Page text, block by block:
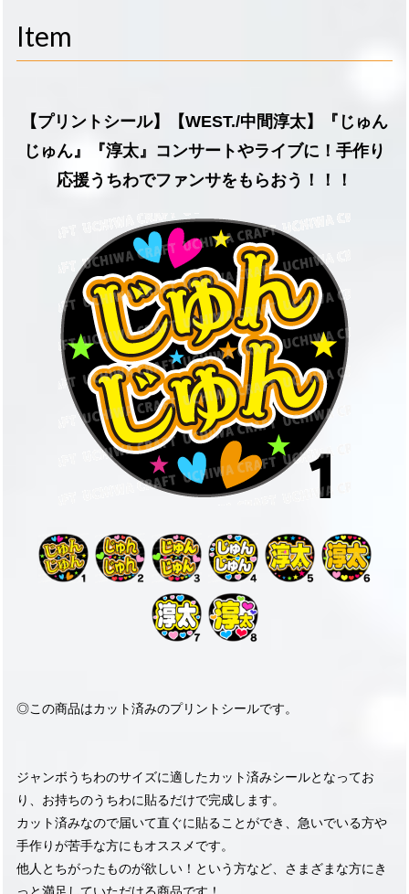
Item
【プリントシール】【WEST./中間淳太】『じゅん
じゅん』『淳太』コンサートやライブに！手作り
応援うちわでファンサをもらおう！！！
◎この商品はカット済みのプリントシールです。
ジャンボうちわのサイズに適したカット済みシールとなってお
り、お持ちのうちわに貼るだけで完成します。
カット済みなので届いて直ぐに貼ることができ、急いでいる方や
手作りが苦手な方にもオススメです。
他人とちがったものが欲しい！という方など、さまざまな方にき